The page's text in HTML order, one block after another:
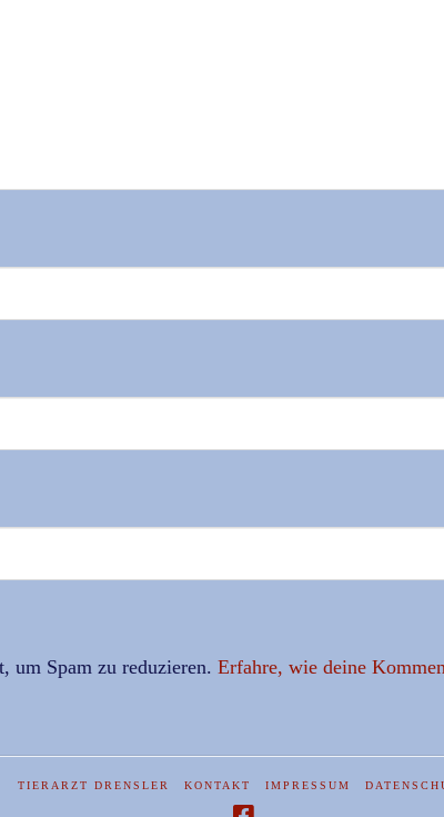
um Spam zu reduzieren. Erfahre, wie deine
TIERARZT DRENSLER KONTAKT IMPRESSUM